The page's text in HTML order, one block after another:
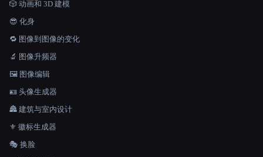
🎲 动画和 3D 建模
😎 化身
🔁 图像到图像的变化
🔬 图像升频器
🖼️ 图像编辑
🪪 头像生成器
🏯 建筑与室内设计
⚜️ 徽标生成器
🎭 换脸